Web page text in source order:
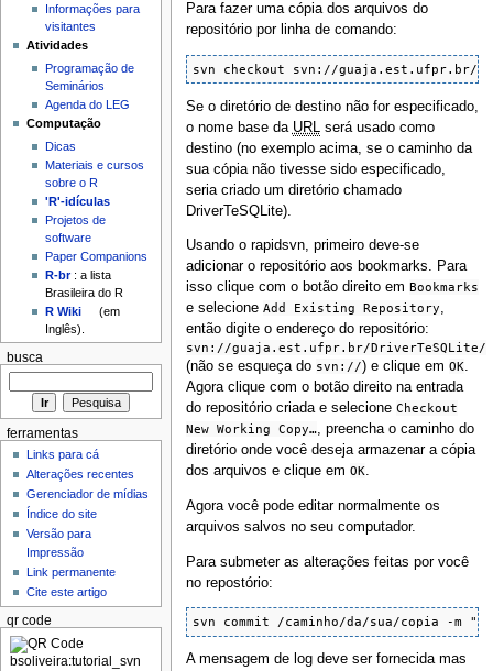
Para fazer uma cópia dos arquivos do
repositório por linha de comando:
svn checkout svn://guaja.est.ufpr.br/
Se o diretório de destino não for especificado,
o nome base da URL
será usado como
destino (no exemplo acima, se o caminho da
sua cópia não tivesse sido especificado,
seria criado um diretório chamado
DriverTeSQLite).
Usando o rapidsvn, primeiro deve-se
adicionar o repositório aos bookmarks. Para
isso clique com o botão direito em Bookmarks
e selecione Add Existing Repository,
então digite o endereço do repositório:
svn://guaja.est.ufpr.br/DriverTeSQLite/
(não se esqueça do svn://) e clique em OK.
Agora clique com o botão direito na entrada
do repositório criada e selecione Checkout
New Working Copy…, preencha o caminho do
diretório onde você deseja armazenar a cópia
dos arquivos e clique em OK.
Agora você pode editar normalmente os
arquivos salvos no seu computador.
Para submeter as alterações feitas por você
no repostório:
svn commit /caminho/da/sua/copia -m
A mensagem de log deve ser fornecida mas
Informações para
visitantes
Atividades
Programação de
Seminários
Agenda do LEG
Computação
Dicas
Materiais e cursos
sobre o R
'R'-idículas
Projetos de
software
Paper Companions
R-br: a lista
Brasileira do R
R Wiki
(em
Inglês).
busca
ferramentas
Links para cá
Alterações recentes
Gerenciador de mídias
Índice do site
Versão para
Impressão
Link permanente
Cite este artigo
qr code